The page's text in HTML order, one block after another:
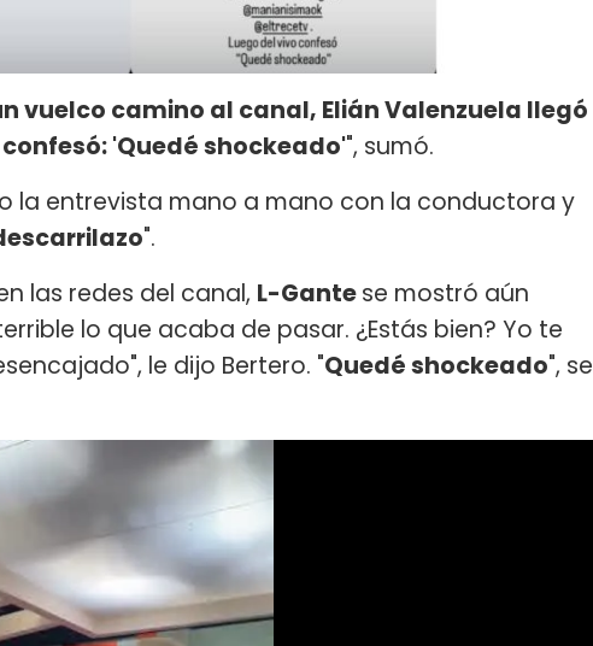
vuelco camino al canal, Elián Valenzuela llegó
confesó: 'Quedé shockeado'", sumó.
la entrevista mano a mano con la conductora y
".
las redes del canal, L-Gantese mostró aún
lo que acaba de pasar. ¿Estás bien? Yo te
le dijo Bertero. "Quedé shockeado", se